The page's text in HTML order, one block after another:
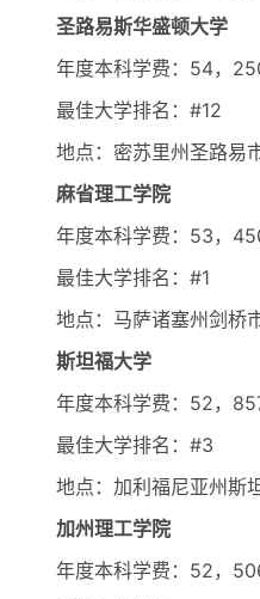
圣路易斯华盛顿大学
年度本科学费：54，
最佳大学排名：#12
地点：密苏里州圣路易
麻省理工学院
年度本科学费：53，
最佳大学排名：#1
地点：马萨诸塞州剑桥
斯坦福大学
年度本科学费：52，
最佳大学排名：#3
地点：加利福尼亚州斯
加州理工学院
年度本科学费：52，